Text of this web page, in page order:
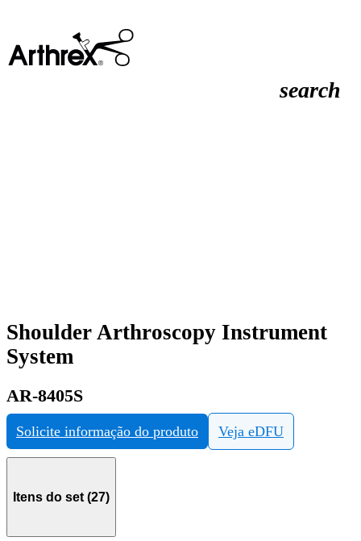
search
Shoulder Arthroscopy Instrument
System
AR-8405S
Solicite informação do produto Veja eDFU
Itens do set (27)